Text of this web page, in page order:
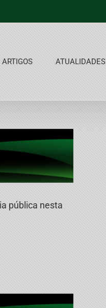
ARTIGOS ATUALIDADES
pública nesta